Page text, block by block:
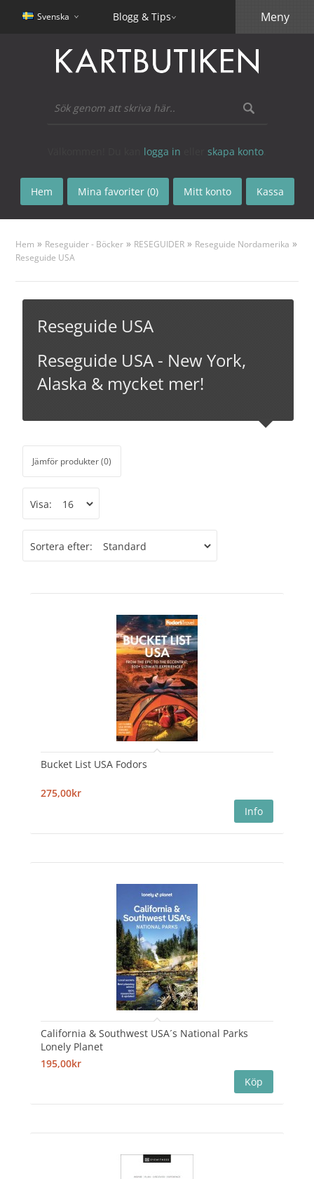
Svenska Blogg & Tips
logga in skapa konto
Hem Mina favoriter (0) Mitt konto Kassa
Meny
Hem » Reseguider - Böcker » RESEGUIDER » Reseguide Nordamerika »
Reseguide USA
Reseguide USA
Reseguide USA - New York,
Alaska & mycket mer!
Jämför produkter (0)
Visa:
Sortera efter:
Bucket List USA Fodors
275,00kr
California & Southwest USA´s National Parks
Lonely Planet
195,00kr